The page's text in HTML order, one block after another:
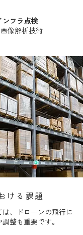
ンフラ点検
像解析技術
ける課題
は、ドローンの飛行に
整も重要です。